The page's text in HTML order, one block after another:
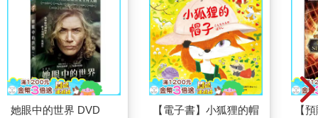
她眼中的世界 DVD
【電子書】小狐狸的帽
【